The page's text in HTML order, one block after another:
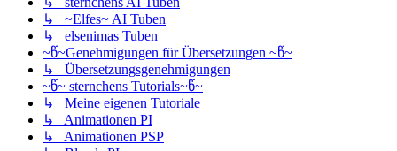
↳ ~Elfes~ AI Tuben
↳ elsenimas Tuben
~წ~Genehmigungen für Übersetzungen ~წ~
↳ Übersetzungsgenehmigungen
~წ~ sternchens Tutorials~წ~
↳ Meine eigenen Tutoriale
↳ Animationen PI
↳ Animationen PSP